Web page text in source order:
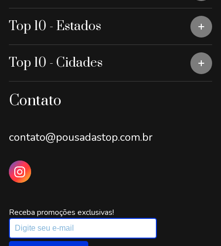
Top 10 - Estados
Top 10 - Cidades
Contato
contato@pousadastop.com.br
Receba promoções exclusivas!